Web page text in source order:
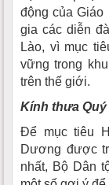
động của Giáo
gia các diễn
Lào, vì mục
vững trong
trên thế giới.
Kính thưa
Để mục tiêu
Dương được
nhất, Bộ Dân